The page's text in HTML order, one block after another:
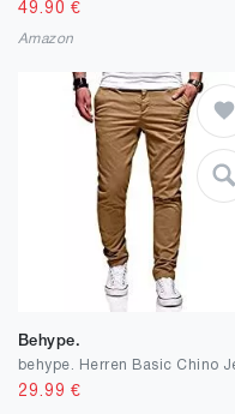
49.90 €
Amazon
Behype.
29.99 €